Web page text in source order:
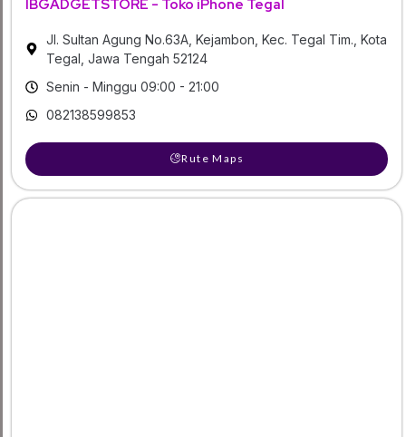
IBGADGETSTORE - Toko iPhone Tegal
Jl. Sultan Agung No.63A, Kejambon, Kec. Tegal Tim., Kota
Tegal, Jawa Tengah 52124
Senin - Minggu 09:00 - 21:00
082138599853
Rute Maps